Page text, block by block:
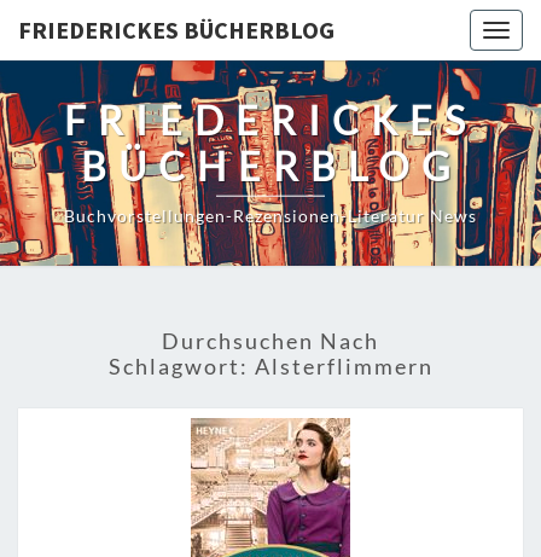
content
FRIEDERICKES BÜCHERBLOG
FRIEDERICKES
BÜCHERBLOG
Buchvorstellungen-Rezensionen-Literatur News
Durchsuchen Nach
Schlagwort: Alsterflimmern